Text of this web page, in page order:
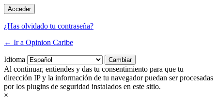
¿Has olvidado tu contraseña?
← Ir a Opinion Caribe
Idioma
Al continuar, entiendes y das tu consentimiento para que tu
dirección IP y la información de tu navegador puedan ser procesadas
por los plugins de seguridad instalados en este sitio.
×